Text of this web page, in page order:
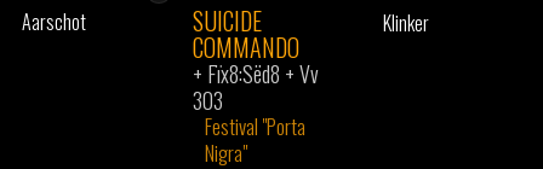
Aarschot SUICIDE
COMMANDO
+ Fïx8:Sëd8 +Vv
303
Festival "Porta
Nigra"
Klinker